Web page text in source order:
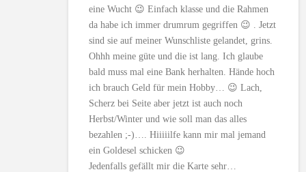
eine Wucht 😉 Einfach klasse und die Rahmen
da habe ich immer drumrum gegriffen 😉 . Jetzt
sind sie auf meiner Wunschliste gelandet, grins.
Ohhh meine güte und die ist lang. Ich glaube
bald muss mal eine Bank herhalten. Hände hoch
ich brauch Geld für mein Hobby… 😉 Lach,
Scherz bei Seite aber jetzt ist auch noch
Herbst/Winter und wie soll man das alles
bezahlen ;-)…. Hiiiiilfe kann mir mal jemand
ein Goldesel schicken 😉
Jedenfalls gefällt mir die Karte sehr…